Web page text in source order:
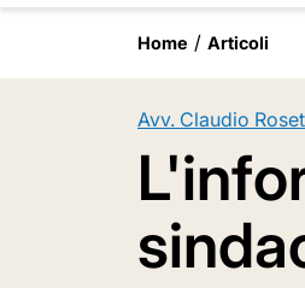
Home Articoli
Avv. Claudio